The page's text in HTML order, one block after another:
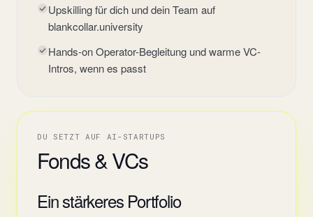
Upskilling für dich und dein Team auf
blankcollar.university
Hands-on Operator-Begleitung und warme VC-
Intros, wenn es passt
DU SETZT AUF AI-STARTUPS
Fonds & VCs
Ein stärkeres Portfolio